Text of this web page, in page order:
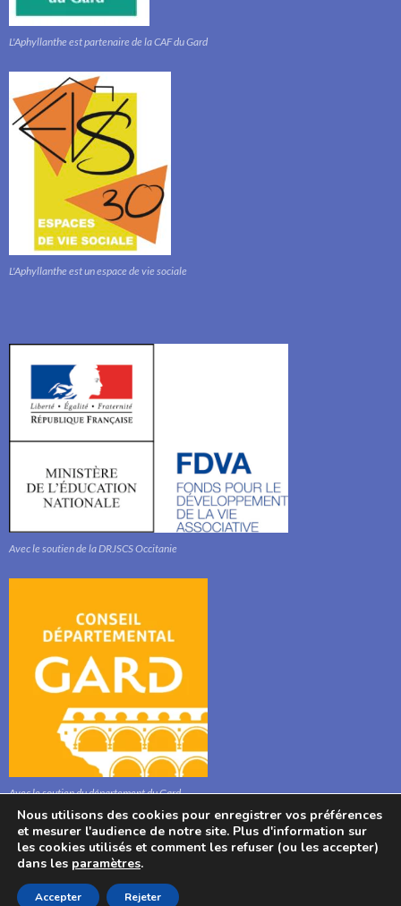
L'Aphyllanthe est partenaire de la CAF du Gard
L'Aphyllanthe est un espace de vie sociale
Avec le soutien de la DRJSCS Occitanie
Avec le soutien du département du Gard
© : Association l'Aphyllanthe 2021, Bibliothèque, Mairie, 280 Route Stéphane
Nous utilisons des cookies pour enregistrer vos préférences
et mesurer l'audience de notre site. Plus d'information sur
les cookies utilisés et comment les refuser (ou les accepter)
dans les paramètres.
Accepter Rejeter